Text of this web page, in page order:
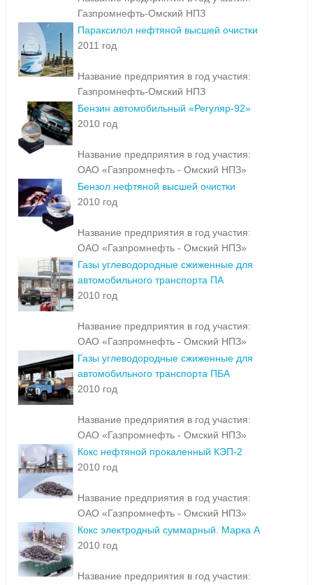
Газпромнефть-Омский НПЗ
Параксилол нефтяной высшей очистки
2011 год
Название предприятия в год участия:
Газпромнефть-Омский НПЗ
Бензин автомобильный «Регуляр-92»
2010 год
Название предприятия в год участия:
ОАО «Газпромнефть - Омский НПЗ»
Бензол нефтяной высшей очистки
2010 год
Название предприятия в год участия:
ОАО «Газпромнефть - Омский НПЗ»
Газы углеводородные сжиженные для
автомобильного транспорта ПА
2010 год
Название предприятия в год участия:
ОАО «Газпромнефть - Омский НПЗ»
Газы углеводородные сжиженные для
автомобильного транспорта ПБА
2010 год
Название предприятия в год участия:
ОАО «Газпромнефть - Омский НПЗ»
Кокс нефтяной прокаленный КЭП-2
2010 год
Название предприятия в год участия:
ОАО «Газпромнефть - Омский НПЗ»
Кокс электродный суммарный. Марка А
2010 год
Название предприятия в год участия: